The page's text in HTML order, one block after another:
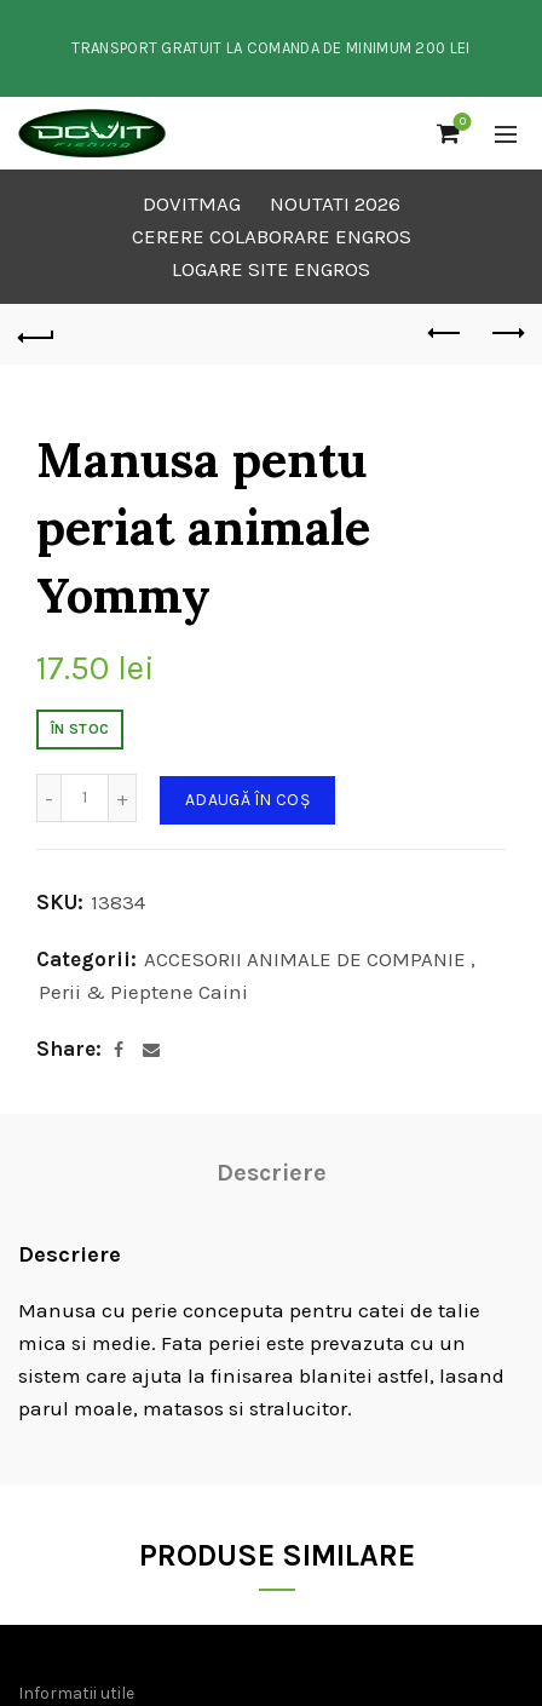
TRANSPORT GRATUIT LA COMANDA DE MINIMUM 200 LEI
0
DOVITMAG
NOUTATI 2026
CERERE COLABORARE ENGROS
LOGARE SITE ENGROS
Manusa pentu
periat animale
Yommy
17.50 lei
ÎN STOC
ADAUGĂ ÎN COȘ
SKU: 13834
Categorii: ACCESORII ANIMALE DE COMPANIE ,
Perii & Pieptene Caini
Share
Descriere
Descriere
Manusa cu perie conceputa pentru catei de talie
mica si medie. Fata periei este prevazuta cu un
sistem care ajuta la finisarea blanitei astfel, lasand
parul moale, matasos si stralucitor.
PRODUSE SIMILARE
Informatii utile